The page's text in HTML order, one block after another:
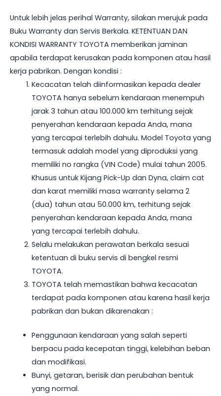
Untuk lebih jelas perihal Warranty, silakan merujuk pada
Buku Warranty dan Servis Berkala. KETENTUAN DAN
KONDISI WARRANTY TOYOTA memberikan jaminan
apabila terdapat kerusakan pada komponen atau hasil
kerja pabrikan. Dengan kondisi :
Kecacatan telah diinformasikan kepada dealer
TOYOTA hanya sebelum kendaraan menempuh
jarak 3 tahun atau 100.000 km terhitung sejak
penyerahan kendaraan kepada Anda, mana
yang tercapai terlebih dahulu. Model Toyota yang
termasuk adalah model yang diproduksi yang
memiliki no rangka (VIN Code) mulai tahun 2005.
Khusus untuk Kijang Pick-Up dan Dyna, claim cat
dan karat memiliki masa warranty selama 2
(dua) tahun atau 50.000 km, terhitung sejak
penyerahan kendaraan kepada Anda, mana
yang tercapai terlebih dahulu.
Selalu melakukan perawatan berkala sesuai
ketentuan di buku servis di bengkel resmi
TOYOTA.
TOYOTA telah memastikan bahwa kecacatan
terdapat pada komponen atau karena hasil kerja
pabrikan dan bukan dikarenakan :
Penggunaan kendaraan yang salah seperti
berpacu pada kecepatan tinggi, kelebihan beban
dan modifikasi.
Bunyi, getaran, berisik dan perubahan bentuk
yang normal.